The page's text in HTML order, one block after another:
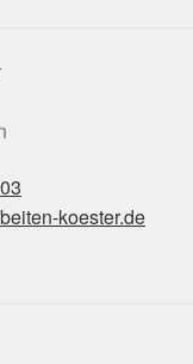
koester.de